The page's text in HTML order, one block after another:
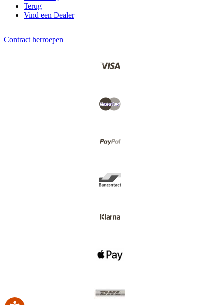
Terug
Vind een Dealer
Contract herroepen